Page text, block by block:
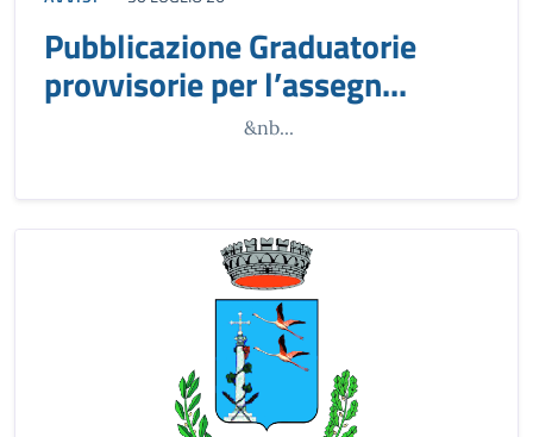
Pubblicazione Graduatorie
provvisorie per l’assegn...
&nb...